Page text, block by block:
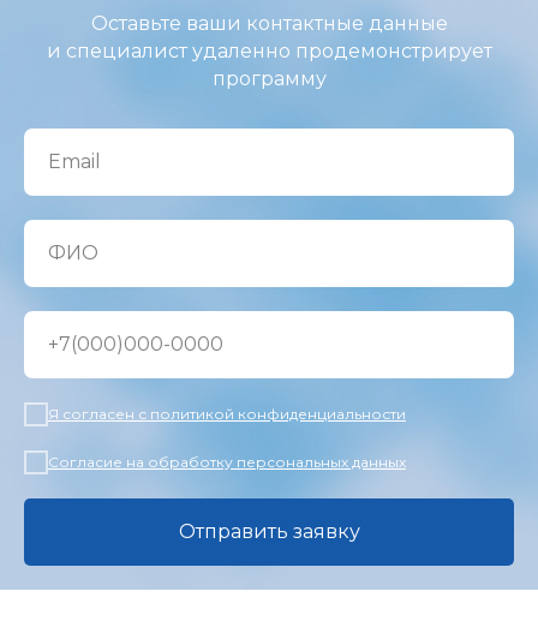
Оставьте ваши контактные данные
и специалист удаленно продемонстрирует
программу
Email
ФИО
+7(000)000-0000
Я согласен с политикой конфиденциальности
Согласие на обработку персональных данных
Отправить заявку